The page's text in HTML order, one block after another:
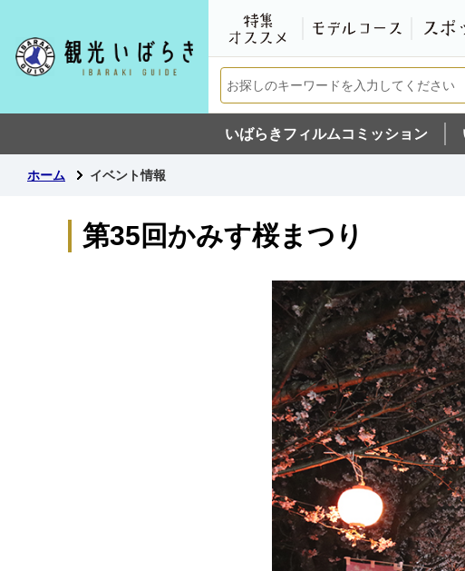
いばらきフィルムコミッション
ホーム イベント情報
第35回かみす桜まつり